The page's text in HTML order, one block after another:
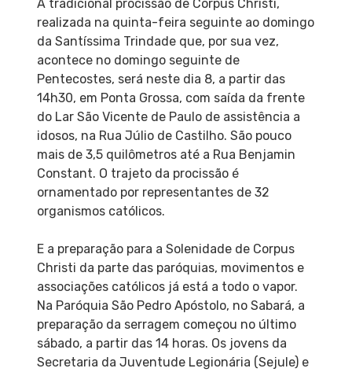
A tradicional procissão de Corpus Christi,
realizada na quinta-feira seguinte ao domingo
da Santíssima Trindade que, por sua vez,
acontece no domingo seguinte de
Pentecostes, será neste dia 8, a partir das
14h30, em Ponta Grossa, com saída da frente
do Lar São Vicente de Paulo de assistência a
idosos, na Rua Júlio de Castilho. São pouco
mais de 3,5 quilômetros até a Rua Benjamin
Constant. O trajeto da procissão é
ornamentado por representantes de 32
organismos católicos.
E a preparação para a Solenidade de Corpus
Christi da parte das paróquias, movimentos e
associações católicos já está a todo o vapor.
Na Paróquia São Pedro Apóstolo, no Sabará, a
preparação da serragem começou no último
sábado, a partir das 14 horas. Os jovens da
Secretaria da Juventude Legionária (Sejule) e